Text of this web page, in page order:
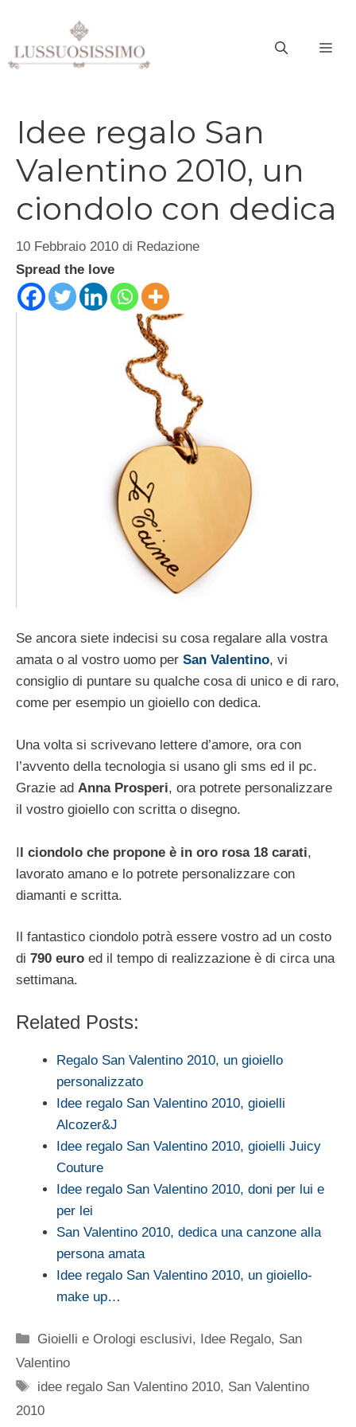
contenuto
Idee regalo San
Valentino 2010, un
ciondolo con dedica
10 Febbraio 2010 di Redazione
Spread the love
Se ancora siete indecisi su cosa regalare alla vostra
amata o al vostro uomo per San Valentino, vi
consiglio di puntare su qualche cosa di unico e di raro,
come per esempio un gioiello con dedica.
Una volta si scrivevano lettere d’amore, ora con
l’avvento della tecnologia si usano gli sms ed il pc.
Grazie ad Anna Prosperi, ora potrete personalizzare
il vostro gioiello con scritta o disegno.
Il ciondolo che propone è in oro rosa 18 carati,
lavorato amano e lo potrete personalizzare con
diamanti e scritta.
Il fantastico ciondolo potrà essere vostro ad un costo
di 790 euro ed il tempo di realizzazione è di circa una
settimana.
Related Posts:
Regalo San Valentino 2010, un gioiello
personalizzato
Idee regalo San Valentino 2010, gioielli
Alcozer&J
Idee regalo San Valentino 2010, gioielli Juicy
Couture
Idee regalo San Valentino 2010, doni per lui e
per lei
San Valentino 2010, dedica una canzone alla
persona amata
Idee regalo San Valentino 2010, un gioiello-
make up…
Categorie
Gioielli e Orologi esclusivi, Idee Regalo, San
Valentino
Tag
idee regalo San Valentino 2010, San Valentino
2010